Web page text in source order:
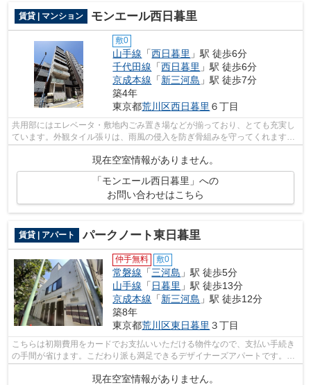
賃貸 | マンション モンエール西日暮里
敷0
山手線 「西日暮里 」駅 徒歩6分
千代田線 「西日暮里 」駅 徒歩6分
京成本線 「新三河島 」駅 徒歩7分
築4年
東京都荒川区西日暮里 ６丁目
共用部にはエレベータ・敷地内ごみ置き場などが揃っており、とても充実し
ています。外観タイル張りは、雨風の侵入を防ぎ骨組みを守ってくれます。
現在空室情報がありません。
「モンエール西日暮里」への
お問い合わせはこちら
賃貸 | アパート パークノート東日暮里
仲手無料 敷0
常磐線 「三河島 」駅 徒歩5分
山手線 「 日暮里 」駅 徒歩13分
京成本線 「新三河島 」駅 徒歩12分
築8年
東京都荒川区東日暮里 ３丁目
こちらは初期費用をカードでお支払いいただける物件なので、支払い手続き
の手間が省けます。こだわり派も満足できるデザイナーズアパートです。忙
しいあなたの時間を有効的に使えるの...
現在空室情報がありません。